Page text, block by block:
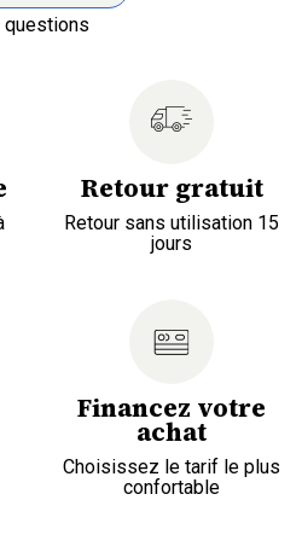
Retour gratuit
Retour sans utilisation 15
jours
Financez votre
achat
Choisissez le tarif le plus
confortable